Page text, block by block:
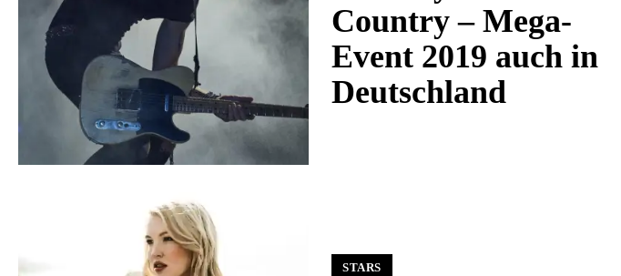
Country – Mega-
Event 2019 auch in
Deutschland
STARS